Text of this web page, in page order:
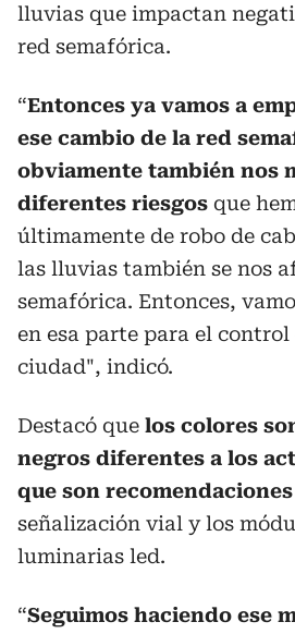
lluvias que impactan
red semafórica.
“Entonces ya vamos a
ese cambio de la red
obviamente también nos
diferentes riesgos que
últimamente de robo de
las lluvias también se nos
semafórica. Entonces,
en esa parte para el
ciudad", indicó.
Destacó que los colores
negros diferentes a los
que son recomendaciones
señalización vial y los
luminarias led.
“Seguimos haciendo ese